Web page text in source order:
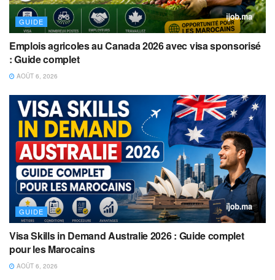
GUIDE
Emplois agricoles au Canada 2026 avec visa sponsorisé
: Guide complet
AOÛT 6, 2026
GUIDE
Visa Skills in Demand Australie 2026 : Guide complet
pour les Marocains
AOÛT 6, 2026